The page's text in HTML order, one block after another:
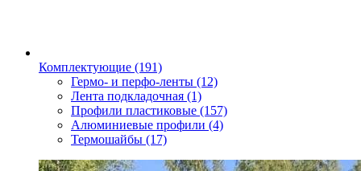
Комплектующие (191)
Гермо- и перфо-ленты (12)
Лента подкладочная (1)
Профили пластиковые (157)
Алюминиевые профили (4)
Термошайбы (17)